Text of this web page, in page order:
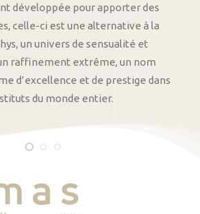
développée pour apporter des
celle-ci est une alternative à la
un univers de sensualité et
raffinement extrême, un nom
d’excellence et de prestige dans
du monde entier.